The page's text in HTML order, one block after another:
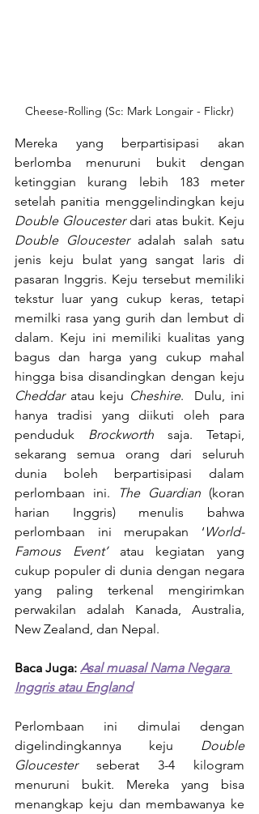
Cheese-Rolling (Sc: Mark Longair - Flickr)
Mereka yang berpartisipasi akan
berlomba menuruni bukit dengan
ketinggian kurang lebih 183 meter
Double Gloucester
Double Gloucester adalah salah satu
jenis keju bulat yang sangat laris di
pasaran Inggris. Keju tersebut memiliki
tekstur luar yang cukup keras, tetapi
memilki rasa yang gurih dan lembut di
dalam. Keju ini memiliki kualitas yang
bagus dan harga yang cukup mahal
Cheddar atau keju Cheshire.  Dulu, ini
hanya tradisi yang diikuti oleh para
penduduk Brockworth saja. Tetapi,
sekarang semua orang dari seluruh
dunia boleh berpartisipasi dalam
perlombaan ini.
The Guardian (koran
harian Inggris) menulis bahwa
perlombaan ini merupakan ‘ World-
Famous Event’ atau kegiatan yang
cukup populer di dunia dengan negara
yang paling terkenal mengirimkan
perwakilan adalah Kanada, Australia,
New Zealand, dan Nepal.
Baca Juga: Asal muasal Nama Negara
Inggris atau England
Perlombaan ini dimulai dengan
digelindingkannya keju Double
Gloucester seberat 3-4 kilogram
menuruni bukit. Mereka yang bisa
menangkap keju dan membawanya ke